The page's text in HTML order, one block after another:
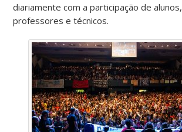
diariamente com a participação de alunos,
professores e técnicos.